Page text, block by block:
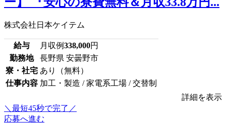
株式会社日本ケイテム
給与 月収例338,000円
勤務地
長野県 安曇野市
寮・社宅 あり（無料）
仕事内容 加工・製造 / 家電系工場 / 交替制
詳細を表示
＼最短45秒で完了／
応募へ進む